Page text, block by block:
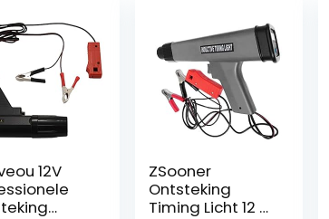
12V
ZSooner
Ontsteking
Timing Licht 12 V